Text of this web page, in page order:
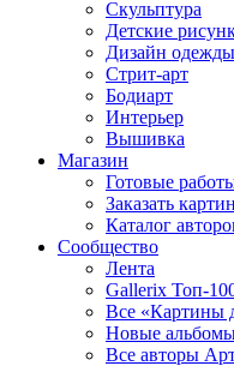
Скульптура
Детские
Дизайн одежды
Стрит-арт
Бодиарт
Интерьер
Вышивка
Магазин
Готовые
Заказать
Каталог
Сообщество
Лента
Gallerix Топ-
Все «Картины
Новые
Все авторы